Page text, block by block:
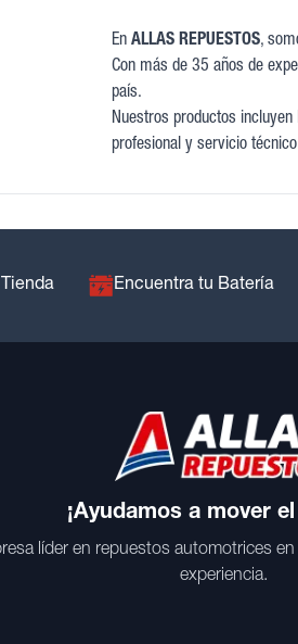
EnALLAS REPUESTOS,
Con más de 35 años de
país.
Nuestros productos
profesional y servicio
Encuentra tu Batería
¡Ayudamos a mover
líder en repuestos automotrices
experiencia.